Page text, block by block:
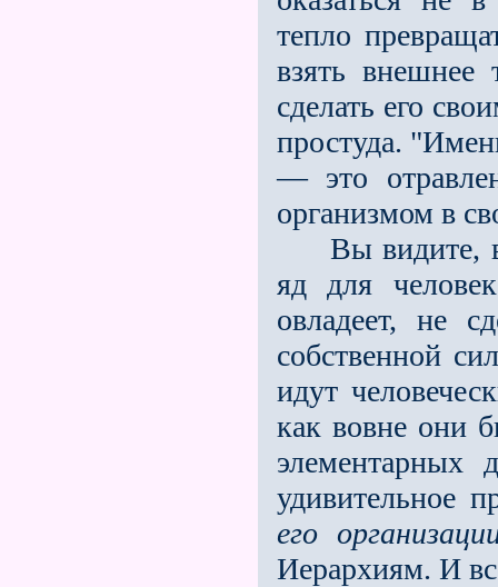
тепло
взять
сделать его
простуда.
— это
организмом в
Вы видите,
яд для
овладеет, не
собственной
идут
как вовне они
элементарных
удивительное
его
Иерархиям. И